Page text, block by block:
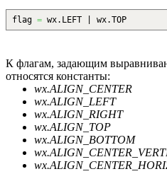
flag = wx. LEFT | wx.TOP
К флагам, задающим
относятся константы:
wx.ALIGN_CENTER
wx.ALIGN_LEFT
wx.ALIGN_RIGHT
wx.ALIGN_TOP
wx.ALIGN_BOTTOM